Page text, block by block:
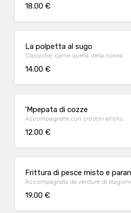
18.00 €
La polpetta al sugo
Classiche, carne quella della nonna
14.00 €
'Mpepata di cozze
Accompagnate con crostini all'olio
12.00 €
Frittura di pesce misto e
Accompagnata da verdure di
19.00 €